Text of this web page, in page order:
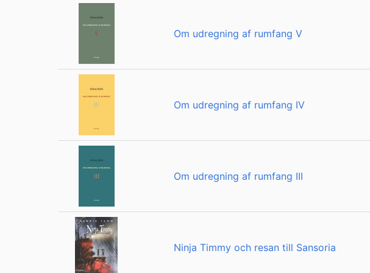
Om udregning af rumfang V
Om udregning af rumfang IV
Om udregning af rumfang III
Ninja Timmy och resan till Sansoria